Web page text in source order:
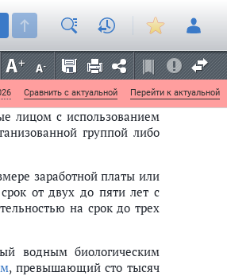
Сравнить с актуальной Перейти к актуальной
в открытом море или в
заработной платы или
на срок до четырехсот
на тот же срок.
лицом с использованием
группой либо
заработной платы или
от двух до пяти лет с
на срок до трех
водным биологическим
, превышающий сто тысяч